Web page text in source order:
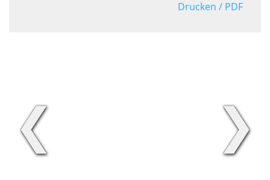
Drucken / PDF
❮ ❯